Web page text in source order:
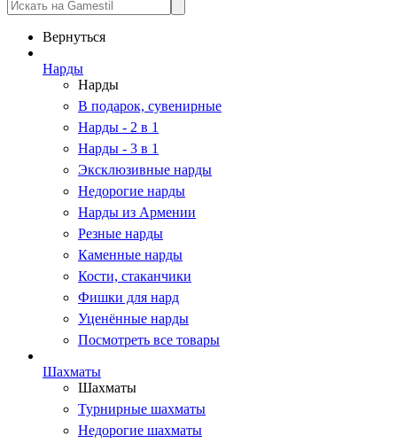
Вернуться
Нарды
Нарды
В подарок, сувенирные
Нарды - 2 в 1
Нарды - 3 в 1
Эксклюзивные нарды
Недорогие нарды
Нарды из Армении
Резные нарды
Каменные нарды
Кости, стаканчики
Фишки для нард
Уценённые нарды
Посмотреть все товары
Шахматы
Шахматы
Турнирные шахматы
Недорогие шахматы